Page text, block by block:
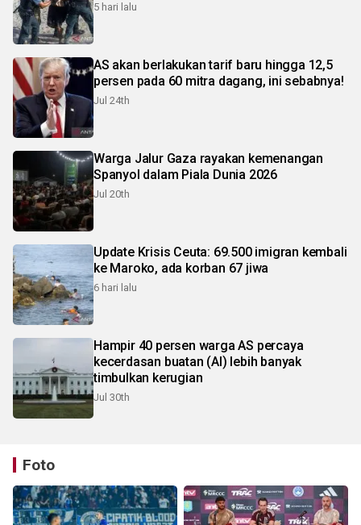
5 hari lalu
AS akan berlakukan tarif baru hingga 12,5
persen pada 60 mitra dagang, ini sebabnya!
Jul 24th
Warga Jalur Gaza rayakan kemenangan
Spanyol dalam Piala Dunia 2026
Jul 20th
Update Krisis Ceuta: 69.500 imigran kembali
ke Maroko, ada korban 67 jiwa
6 hari lalu
Hampir 40 persen warga AS percaya
kecerdasan buatan (AI) lebih banyak
timbulkan kerugian
Jul 30th
Foto